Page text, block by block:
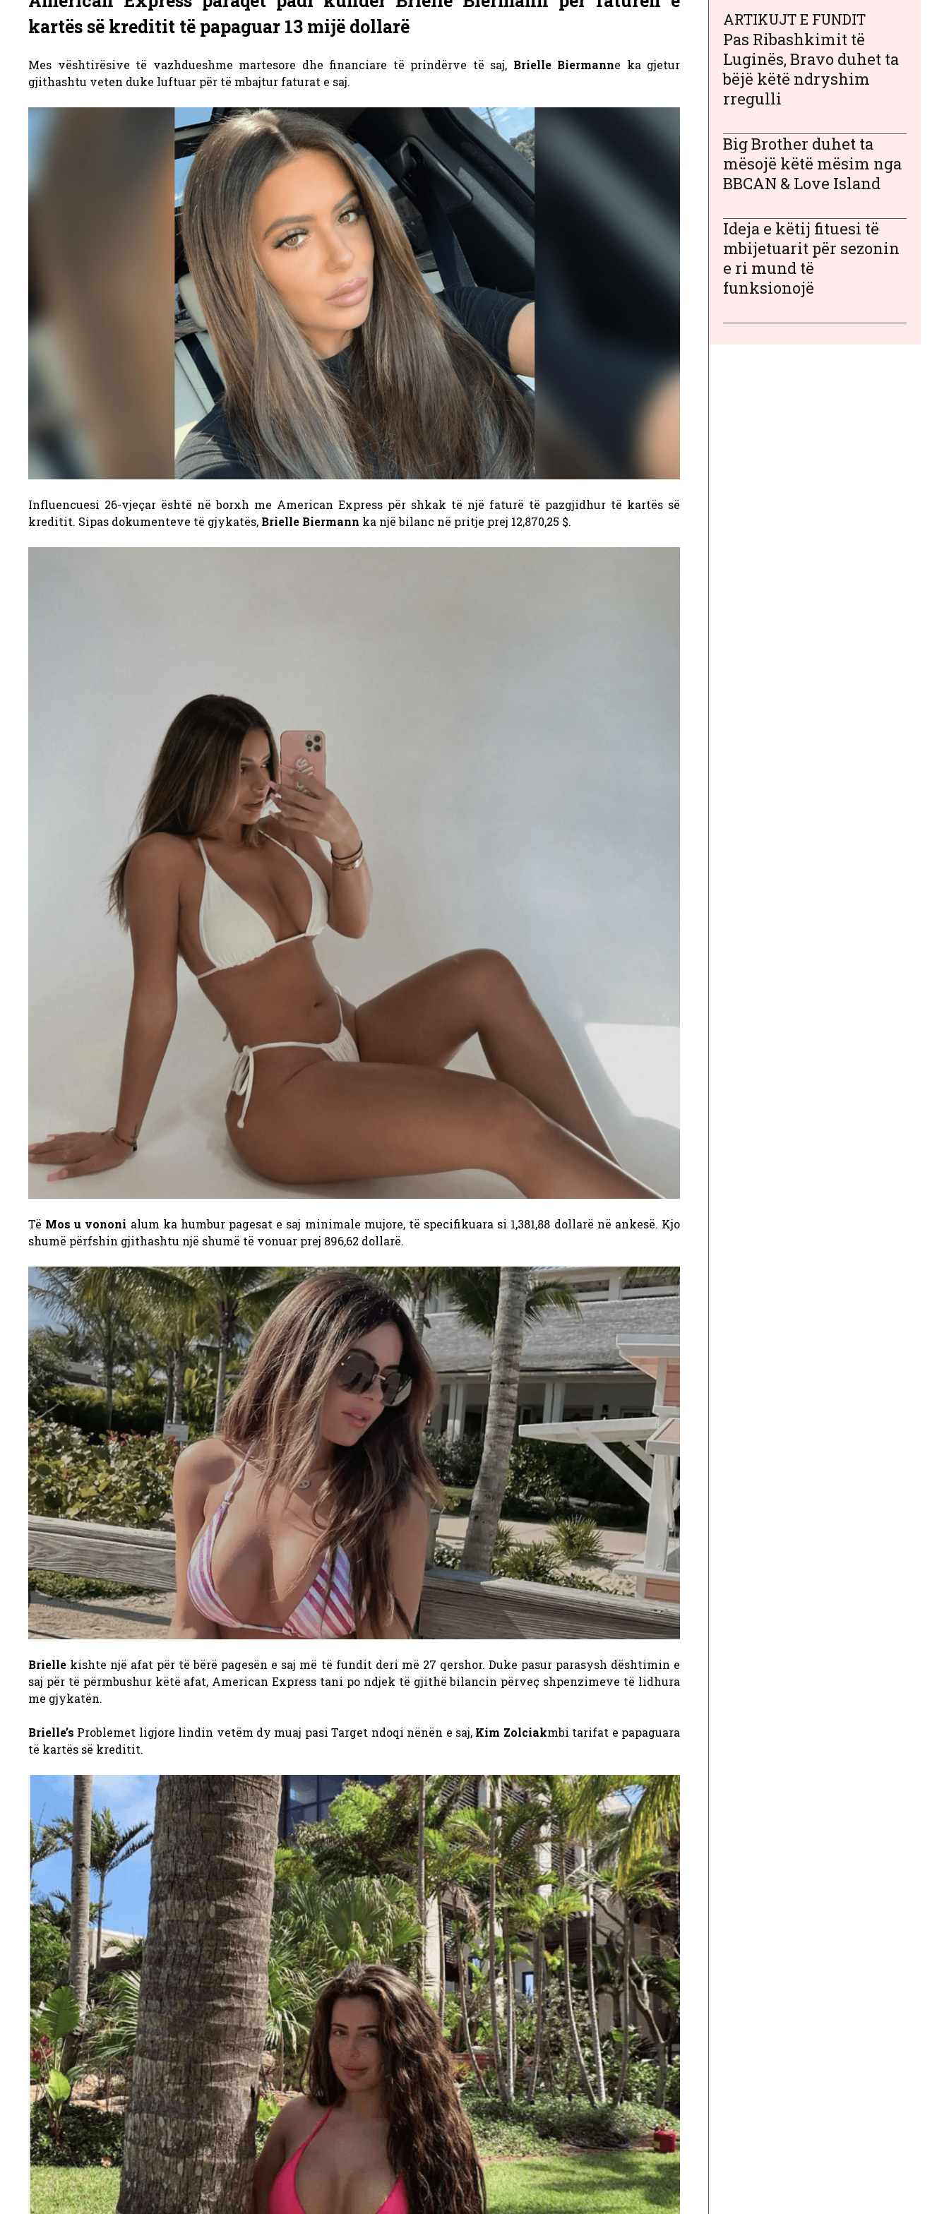
kartës së kreditit të papaguar 13 mijë dollarë
Mes vështirësive të vazhdueshme martesore dhe financiare të prindërve të saj, Brielle Biermanne ka gjetur
gjithashtu veten duke luftuar për të mbajtur faturat e saj.
Influencuesi 26-vjeçar është në borxh me American Express për shkak të një faturë të pazgjidhur të kartës së
kreditit. Sipas dokumenteve të gjykatës, Brielle Biermann ka një bilanc në pritje prej 12,870,25 $.
Të Mos u vononi alum ka humbur pagesat e saj minimale mujore, të specifikuara si 1,381,88 dollarë në ankesë. Kjo
shumë përfshin gjithashtu një shumë të vonuar prej 896,62 dollarë.
Brielle kishte një afat për të bërë pagesën e saj më të fundit deri më 27 qershor. Duke pasur parasysh dështimin e
saj për të përmbushur këtë afat, American Express tani po ndjek të gjithë bilancin përveç shpenzimeve të lidhura
me gjykatën.
Brielle’s Problemet ligjore lindin vetëm dy muaj pasi Target ndoqi nënën e saj, Kim Zolciakmbi tarifat e papaguara
të kartës së kreditit.
ARTIKUJT E FUNDIT
Pas Ribashkimit të
Luginës, Bravo duhet ta
bëjë këtë ndryshim
rregulli
Big Brother duhet ta
mësojë këtë mësim nga
BBCAN & Love Island
Ideja e këtij fituesi të
mbijetuarit për sezonin
e ri mund të
funksionojë